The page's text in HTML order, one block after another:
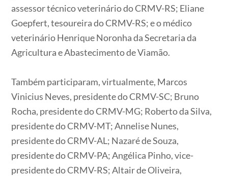
assessor técnico veterinário do CRMV-RS; Eliane
Goepfert, tesoureira do CRMV-RS; e o médico
veterinário Henrique Noronha da Secretaria da
Agricultura e Abastecimento de Viamão.
Também participaram, virtualmente, Marcos
Vinicius Neves, presidente do CRMV-SC; Bruno
Rocha, presidente do CRMV-MG; Roberto da Silva,
presidente do CRMV-MT; Annelise Nunes,
presidente do CRMV-AL; Nazaré de Souza,
presidente do CRMV-PA; Angélica Pinho, vice-
presidente do CRMV-RS; Altair de Oliveira,